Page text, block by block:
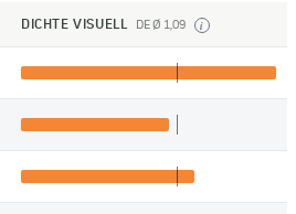
DICHTE VISUELL DE Ø 1,09 i